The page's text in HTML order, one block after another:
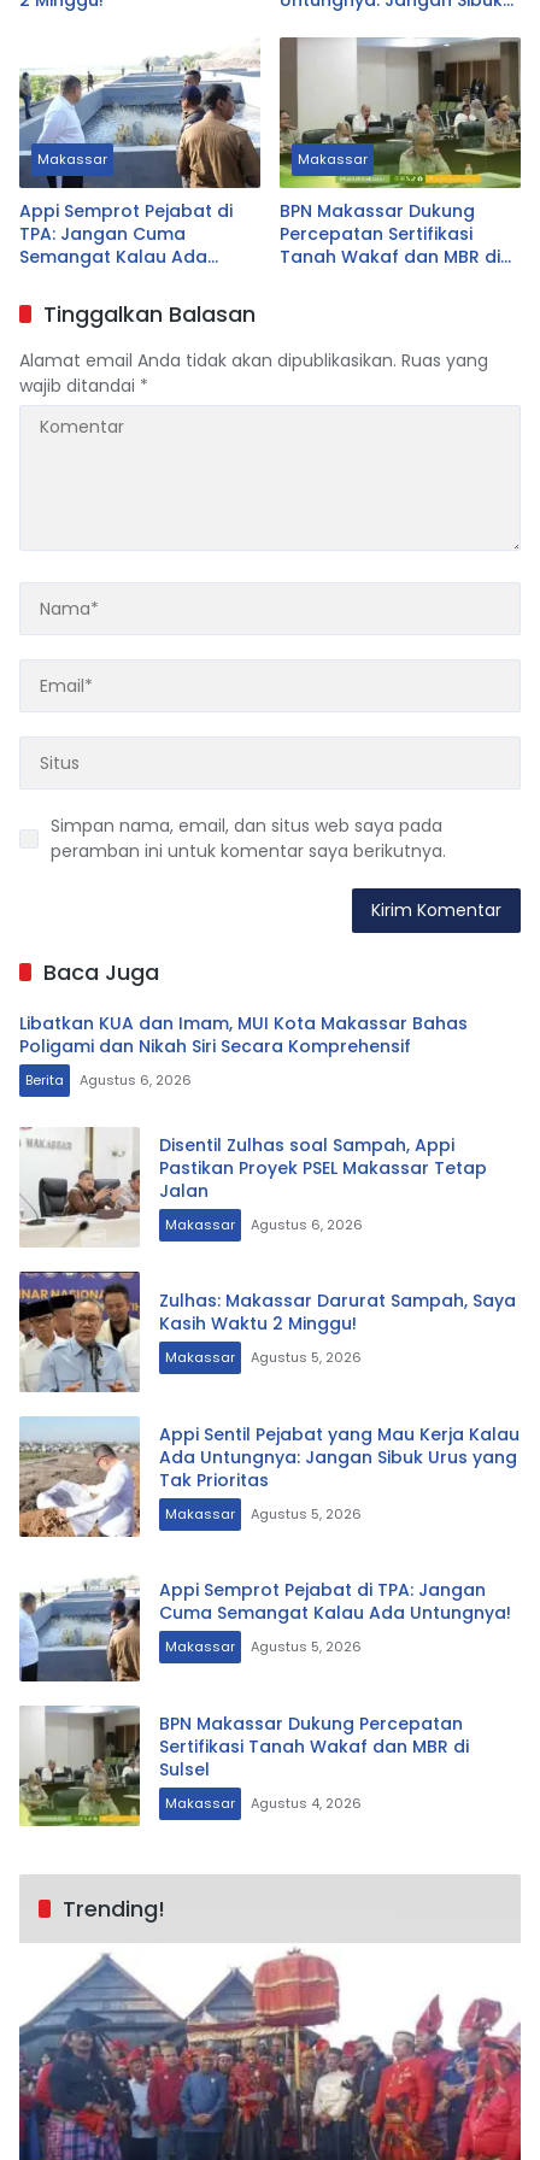
Makassar
Appi Semprot Pejabat di
TPA: Jangan Cuma
Semangat Kalau Ada
Makassar
BPN Makassar Dukung
Percepatan Sertifikasi
Tanah Wakaf dan MBR di
Tinggalkan Balasan
Alamat email Anda tidak akan dipublikasikan. Ruas yang
wajib ditandai *
Simpan nama, email, dan situs web saya pada
peramban ini untuk komentar saya berikutnya.
Baca Juga
Libatkan KUA dan Imam, MUI Kota Makassar Bahas
Poligami dan Nikah Siri Secara Komprehensif
Berita Agustus 6, 2026
Disentil Zulhas soal Sampah, Appi
Pastikan Proyek PSEL Makassar Tetap
Jalan
Makassar Agustus 6, 2026
Zulhas: Makassar Darurat Sampah, Saya
Kasih Waktu 2 Minggu!
Makassar Agustus 5, 2026
Appi Sentil Pejabat yang Mau Kerja Kalau
Ada Untungnya: Jangan Sibuk Urus yang
Tak Prioritas
Makassar Agustus 5, 2026
Appi Semprot Pejabat di TPA: Jangan
Cuma Semangat Kalau Ada Untungnya!
Makassar Agustus 5, 2026
BPN Makassar Dukung Percepatan
Sertifikasi Tanah Wakaf dan MBR di
Sulsel
Makassar Agustus 4, 2026
Trending!